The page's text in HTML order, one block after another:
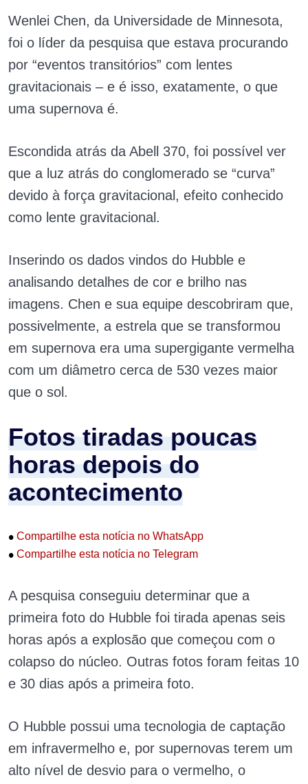
Wenlei Chen, da Universidade de Minnesota,
foi o líder da pesquisa que estava procurando
por “eventos transitórios” com lentes
gravitacionais – e é isso, exatamente, o que
uma supernova é.
Escondida atrás da Abell 370, foi possível ver
que a luz atrás do conglomerado se “curva”
devido à força gravitacional, efeito conhecido
como lente gravitacional.
Inserindo os dados vindos do Hubble e
analisando detalhes de cor e brilho nas
imagens. Chen e sua equipe descobriram que,
possivelmente, a estrela que se transformou
em supernova era uma supergigante vermelha
com um diâmetro cerca de 530 vezes maior
que o sol.
Fotos tiradas poucas
horas depois do
acontecimento
• Compartilhe esta notícia no WhatsApp
• Compartilhe esta notícia no Telegram
A pesquisa conseguiu determinar que a
primeira foto do Hubble foi tirada apenas seis
horas após a explosão que começou com o
colapso do núcleo. Outras fotos foram feitas 10
e 30 dias após a primeira foto.
O Hubble possui uma tecnologia de captação
em infravermelho e, por supernovas terem um
alto nível de desvio para o vermelho, o